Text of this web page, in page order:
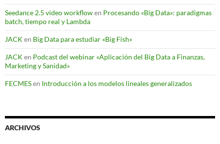
Seedance 2.5 video workflowen Procesando «Big Data»: paradigmas
batch, tiempo real y Lambda
JACK en Big Data para estudiar «Big Fish»
JACK en Podcast del webinar «Aplicación del Big Data a Finanzas,
Marketing y Sanidad»
FECMESen Introducción a los modelos lineales generalizados
ARCHIVOS